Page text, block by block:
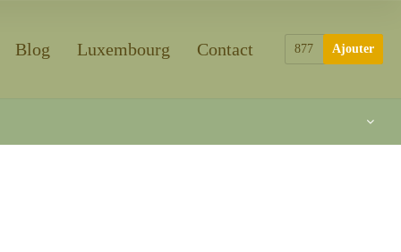
Blog Luxembourg Contact 877 Ajouter